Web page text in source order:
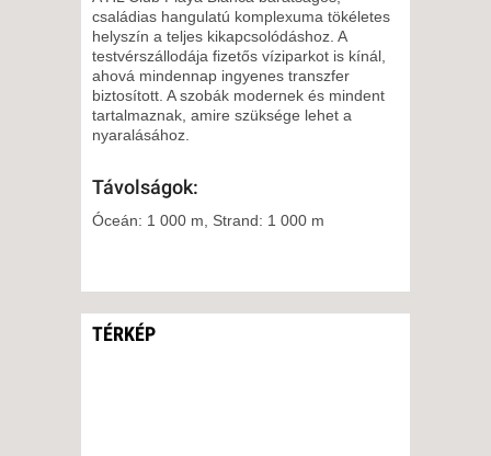
CSÜTÖRTÖK -
5 NAP / 4 ÉJSZAKA
2027. FEBRUÁR 04.,
CSÜTÖRTÖK -
8 NAP / 7 ÉJSZAKA
2027. FEBRUÁR 08., HÉTFŐ -
11 NAP / 10 ÉJSZAKA
CSÜTÖRTÖK -
5 NAP / 4 ÉJSZAKA
családias hangulatú komplexuma tökéletes
helyszín a teljes kikapcsolódáshoz. A
testvérszállodája fizetős víziparkot is kínál,
ahová mindennap ingyenes transzfer
biztosított. A szobák modernek és mindent
tartalmaznak, amire szüksége lehet a
nyaralásához.
Távolságok:
Óceán: 1 000 m, Strand: 1 000 m
TÉRKÉP